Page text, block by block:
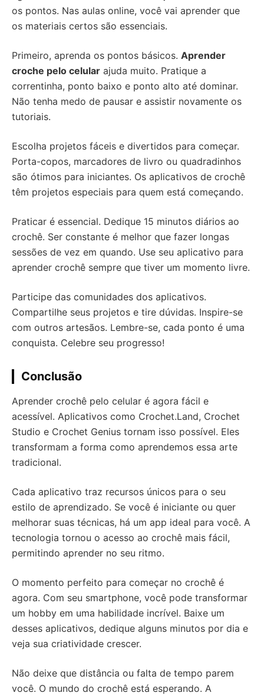
os pontos. Nas aulas online, você vai aprender que
os materiais certos são essenciais.
Primeiro, aprenda os pontos básicos. Aprender
croche pelo celular ajuda muito. Pratique a
correntinha, ponto baixo e ponto alto até dominar.
Não tenha medo de pausar e assistir novamente os
tutoriais.
Escolha projetos fáceis e divertidos para começar.
Porta-copos, marcadores de livro ou quadradinhos
são ótimos para iniciantes. Os aplicativos de crochê
têm projetos especiais para quem está começando.
Praticar é essencial. Dedique 15 minutos diários ao
crochê. Ser constante é melhor que fazer longas
sessões de vez em quando. Use seu aplicativo para
aprender crochê sempre que tiver um momento livre.
Participe das comunidades dos aplicativos.
Compartilhe seus projetos e tire dúvidas. Inspire-se
com outros artesãos. Lembre-se, cada ponto é uma
conquista. Celebre seu progresso!
Conclusão
Aprender crochê pelo celular é agora fácil e
acessível. Aplicativos como Crochet.Land, Crochet
Studio e Crochet Genius tornam isso possível. Eles
transformam a forma como aprendemos essa arte
tradicional.
Cada aplicativo traz recursos únicos para o seu
estilo de aprendizado. Se você é iniciante ou quer
melhorar suas técnicas, há um app ideal para você. A
tecnologia tornou o acesso ao crochê mais fácil,
permitindo aprender no seu ritmo.
O momento perfeito para começar no crochê é
agora. Com seu smartphone, você pode transformar
um hobby em uma habilidade incrível. Baixe um
desses aplicativos, dedique alguns minutos por dia e
veja sua criatividade crescer.
Não deixe que distância ou falta de tempo parem
você. O mundo do crochê está esperando. A